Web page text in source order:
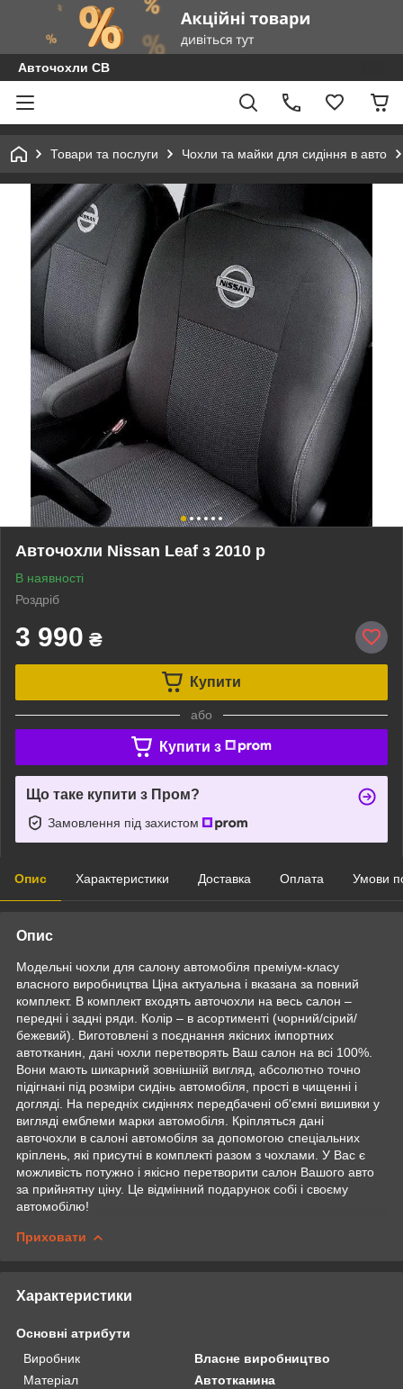
Авточохли СВ
Товари та послуги Чохли та майки для сидіння в авто
Авточохли Nissan Leaf з 2010 р
В наявності
Роздріб
3 990 ₴
Купити
або
Купити з
Що таке купити з Пром?
Замовлення під захистом
Опис Характеристики Доставка Оплата Умови
Опис
Модельні чохли для салону автомобіля преміум-класу
власного виробництва Ціна актуальна і вказана за повний
комплект. В комплект входять авточохли на весь салон –
передні і задні ряди. Колір – в асортименті (чорний/сірий/
бежевий). Виготовлені з поєднання якісних імпортних
автотканин, дані чохли перетворять Ваш салон на всі 100%.
Вони мають шикарний зовнішній вигляд, абсолютно точно
підігнані під розміри сидінь автомобіля, прості в чищенні і
догляді. На передніх сидіннях передбачені об'ємні вишивки у
вигляді емблеми марки автомобіля. Кріпляться дані
авточохли в салоні автомобіля за допомогою спеціальних
кріплень, які присутні в комплекті разом з чохлами. У Вас є
можливість потужно і якісно перетворити салон Вашого авто
за прийнятну ціну. Це відмінний подарунок собі і своєму
автомобілю!
Приховати
Характеристики
Основні атрибути
Виробник
Власне виробництво
Матеріал
Автотканина